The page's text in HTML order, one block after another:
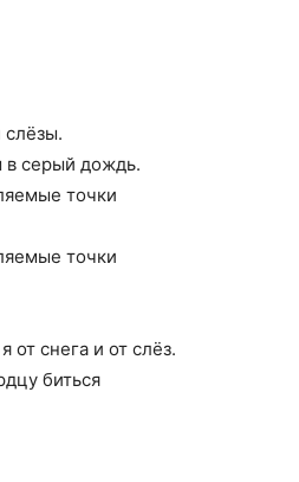
слёзы.
в серый дождь.
точки
точки
снега и от слёз.
биться